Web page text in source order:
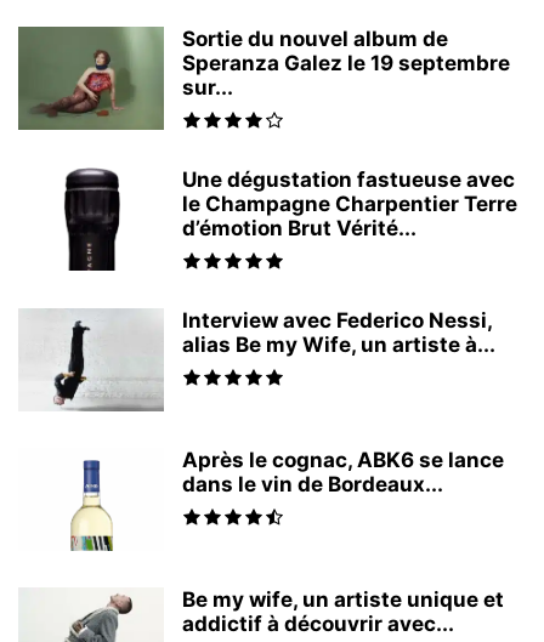
Sortie du nouvel album de
Speranza Galez le 19 septembre
sur...
Une dégustation fastueuse avec
le Champagne Charpentier Terre
d’émotion Brut Vérité...
Interview avec Federico Nessi,
alias Be my Wife, un artiste à...
Après le cognac, ABK6 se lance
dans le vin de Bordeaux...
Be my wife, un artiste unique et
addictif à découvrir avec...